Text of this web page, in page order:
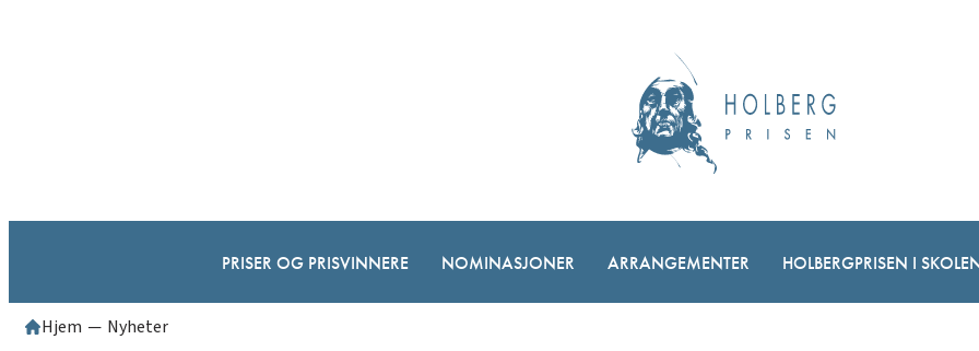
PRISER OG PRISVINNERE NOMINASJONER ARRANGEMENTER HOLBERGPRISEN I
Hjem ─ Nyheter